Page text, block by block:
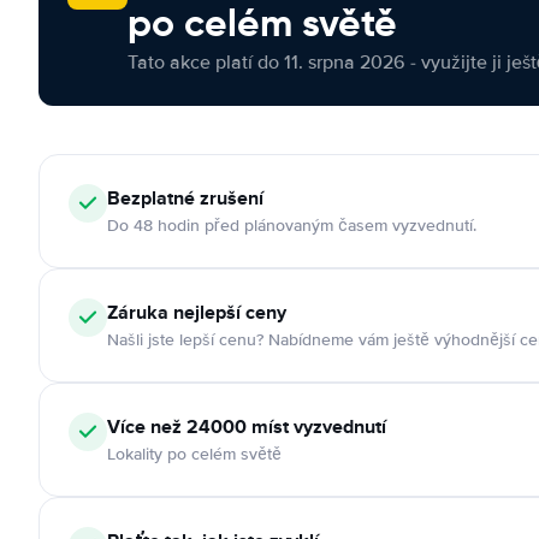
po celém světě
Tato akce platí do 11. srpna 2026 - využijte ji
Bezplatné zrušení
Do 48 hodin před plánovaným časem vyzvednutí.
Záruka nejlepší ceny
Našli jste lepší cenu? Nabídneme vám ještě výhodnější
Více než 24000 míst vyzvednutí
Lokality po celém světě